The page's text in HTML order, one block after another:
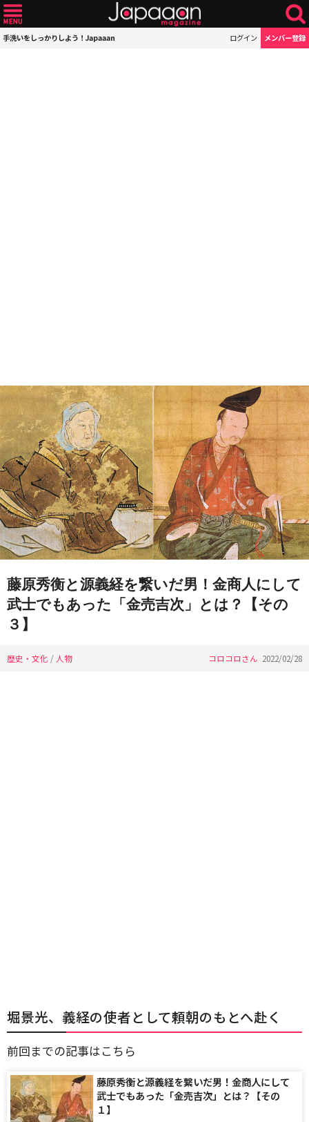
手洗いをしっかりしよう！Japaaan ログイン メンバー登録
藤原秀衡と源義経を繋いだ男！金商人にして
武士でもあった「金売吉次」とは？【その
３】
歴史・文化 / 人物 コロコロさん 2022/02/28
堀景光、義経の使者として頼朝のもとへ赴く
前回までの記事はこちら
藤原秀衡と源義経を繋いだ男！金商人にして
武士でもあった「金売吉次」とは？【その
１】